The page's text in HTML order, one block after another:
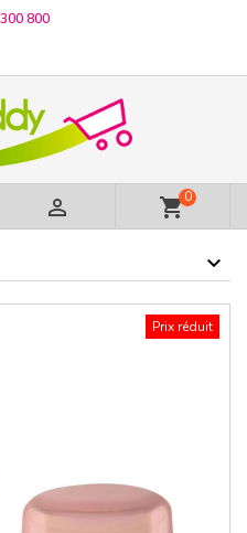
800
 shopping_cart0
Prix réduit